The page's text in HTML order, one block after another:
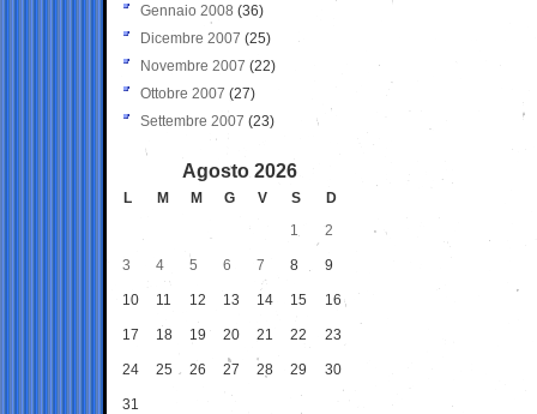
Gennaio 2008 (36)
Dicembre 2007 (25)
Novembre 2007 (22)
Ottobre 2007 (27)
Settembre 2007 (23)
Agosto 2026
L M M G V S
D
1
2
3 4 5 6 7 8 9
10 11 12 13 14 15 16
17 18 19 20 21 22 23
24 25 26 27 28 29 30
31